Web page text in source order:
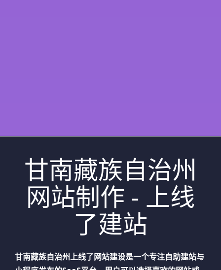
甘南藏族自治州
网站制作 - 上线
了建站
甘南藏族自治州上线了网站建设是一个专注自助建站与